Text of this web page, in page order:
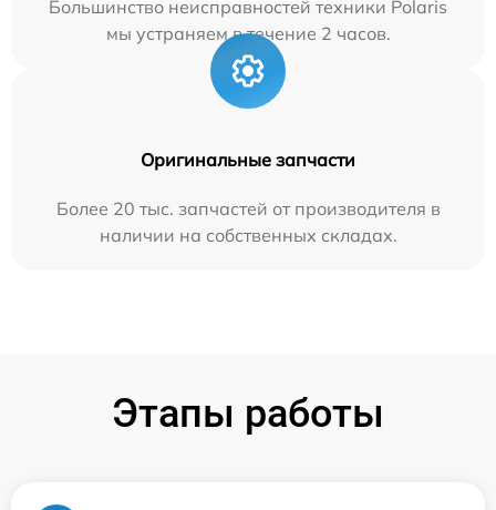
Большинство неисправностей техники Polaris
мы устраняем в течение 2 часов.
Оригинальные запчасти
Более 20 тыс. запчастей от производителя в
наличии на собственных складах.
Этапы работы